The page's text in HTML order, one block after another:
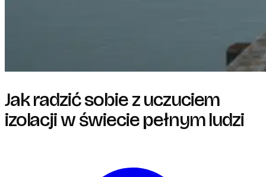
Jak radzić sobie z uczuciem
izolacji w świecie pełnym ludzi